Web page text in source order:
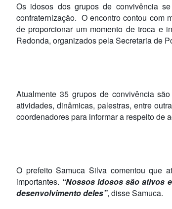
Os idosos dos grupos de convivência
confraternização. O encontro contou com
de proporcionar um momento de troca e
Redonda, organizados pela Secretaria de
Atualmente 35 grupos de convivência
atividades, dinâmicas, palestras, entre
coordenadores para informar a respeito de
O prefeito Samuca Silva comentou que
importantes. “Nossos idosos são ativos
desenvolvimento deles”, disse Samuca.